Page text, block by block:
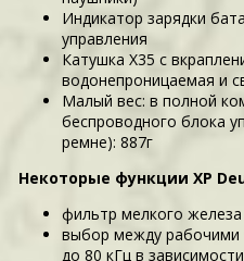
Индикатор зарядки
управления
Катушка X35 с
водонепроницаемая и
Малый вес: в полной
беспроводного блока
ремне): 887г
Некоторые функции XP
фильтр мелкого
выбор между рабочими
до 80 кГц в